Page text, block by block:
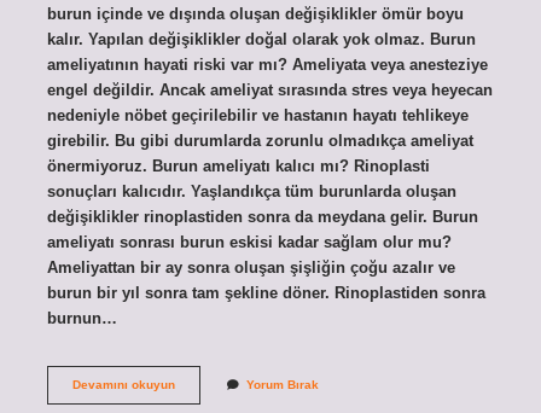
burun içinde ve dışında oluşan değişiklikler ömür boyu
kalır. Yapılan değişiklikler doğal olarak yok olmaz. Burun
ameliyatının hayati riski var mı? Ameliyata veya anesteziye
engel değildir. Ancak ameliyat sırasında stres veya heyecan
nedeniyle nöbet geçirilebilir ve hastanın hayatı tehlikeye
girebilir. Bu gibi durumlarda zorunlu olmadıkça ameliyat
önermiyoruz. Burun ameliyatı kalıcı mı? Rinoplasti
sonuçları kalıcıdır. Yaşlandıkça tüm burunlarda oluşan
değişiklikler rinoplastiden sonra da meydana gelir. Burun
ameliyatı sonrası burun eskisi kadar sağlam olur mu?
Ameliyattan bir ay sonra oluşan şişliğin çoğu azalır ve
burun bir yıl sonra tam şekline döner. Rinoplastiden sonra
burnun…
Devamını okuyunBurun
Yorum Bırak